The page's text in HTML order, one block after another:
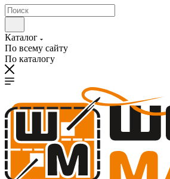
Каталог
По всему сайту
По каталогу